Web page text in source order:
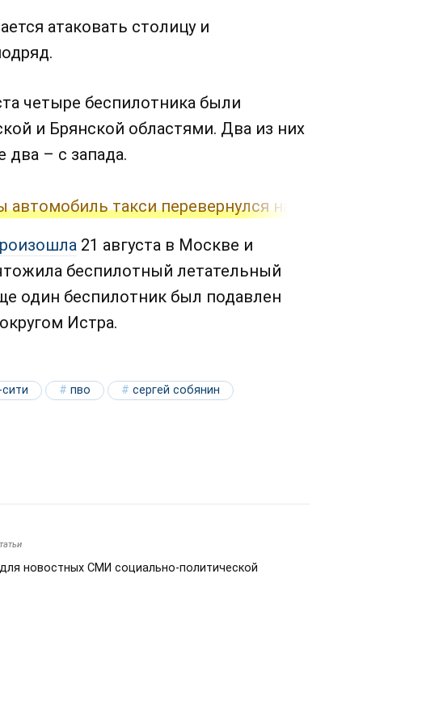
атаковать столицу и
четыре беспилотника были
и Брянской областями. Два из них
два – с запада.
такси перевернулся на крышу
21 августа в Москве и
беспилотный летательный
один беспилотник был подавлен
Истра.
пво
сергей собянин
новостных СМИ социально-политической